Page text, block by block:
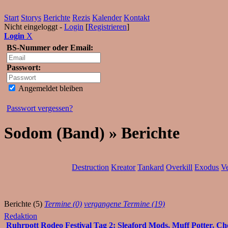
Start Storys Berichte Rezis Kalender Kontakt
Nicht eingeloggt - Login [Registrieren]
Login X
BS-Nummer oder Email:
Passwort:
Angemeldet bleiben
Passwort vergessen?
Sodom (Band) » Berichte
Destruction Kreator Tankard Overkill Exodus
Berichte (5) Termine (0) vergangene Termine (19)
Redaktion
Ruhrpott Rodeo Festival Tag 2: Sleaford Mods, Muff Potter,